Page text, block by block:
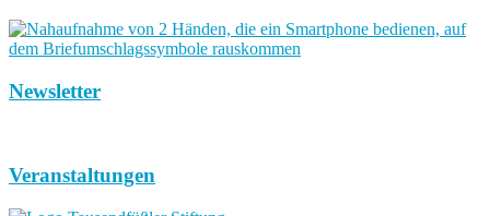
Newsletter
Veranstaltungen